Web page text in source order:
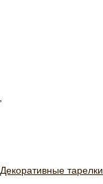
Декоративные тарелки